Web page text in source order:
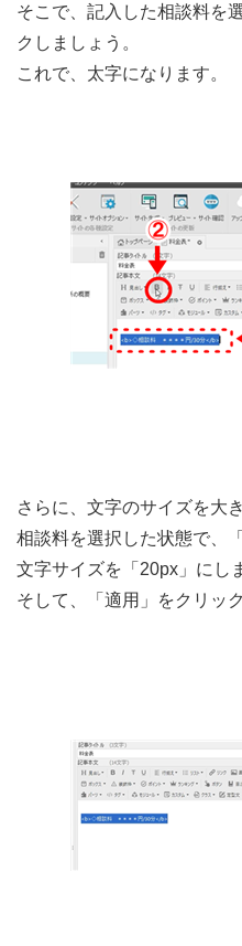
そこで、記入した相談料を
クしましょう。
これで、太字になります。
さらに、文字のサイズを大
相談料を選択した状態で、
文字サイズを「20px」にし
そして、「適用」をクリック